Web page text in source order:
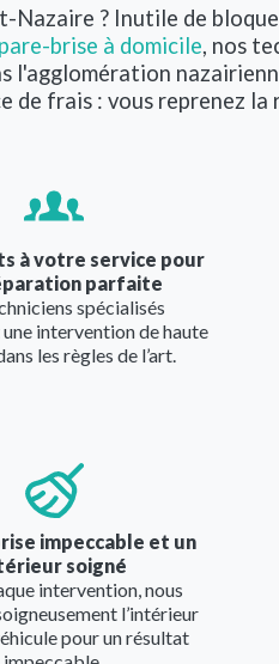
? Inutile de
brise à domicile, nos
l'agglomération
de frais : vous reprenez
à votre service pour
parfaite
spécialisés
intervention de haute
les règles de l’art.
impeccable et un
soigné
intervention, nous
l’intérieur
pour un résultat